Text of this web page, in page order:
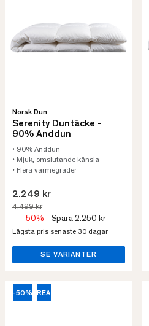
Norsk Dun
Serenity Duntäcke -
90% Anddun
• 90% Anddun
• Mjuk, omslutande känsla
• Flera värmegrader
2.249 kr
4.499 kr
-50% Spara 2.250 kr
Lägsta pris senaste 30 dagar
SE VARIANTER
-50% REA